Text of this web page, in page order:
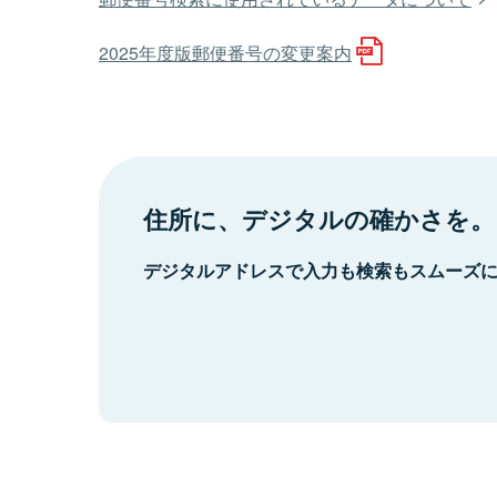
2025年度版郵便番号の変更案内
住所に、デジタルの確かさを。
デジタルアドレスで入力も検索もスムーズ